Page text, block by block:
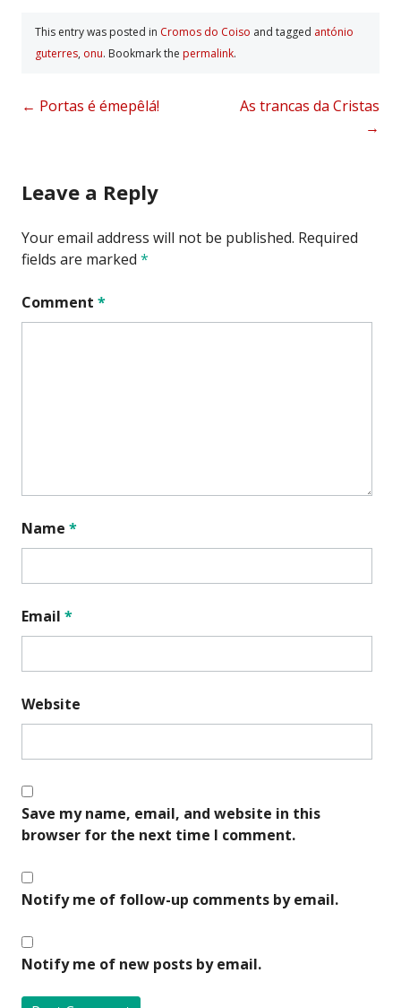
This entry was posted in Cromos do Coiso and tagged antónio
guterres, onu. Bookmark the permalink.
Post
← Portas é émepêlá!
As trancas da Cristas
→
Leave a Reply
Your email address will not be published. Required
fields are marked *
Comment *
Name *
Email *
Website
Save my name, email, and website in this
browser for the next time I comment.
Notify me of follow-up comments by email.
Notify me of new posts by email.